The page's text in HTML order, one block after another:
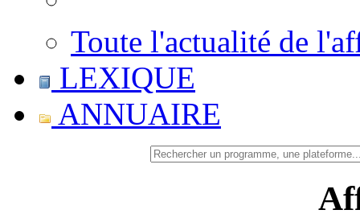
Toute l'actualité de
LEXIQUE
ANNUAIRE